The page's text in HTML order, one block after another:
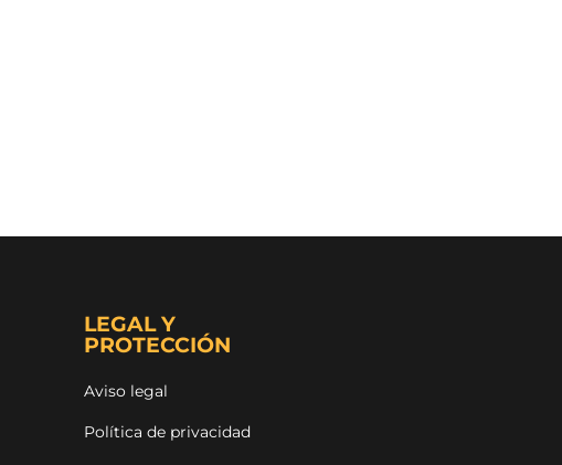
LEGAL Y
PROTECCIÓN
Aviso legal
Política de privacidad